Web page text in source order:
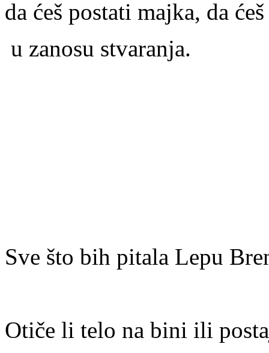
da ćeš postati majka, da
u zanosu stvaranja.
Sve što bih pitala Lepu
Otiče li telo na bini ili